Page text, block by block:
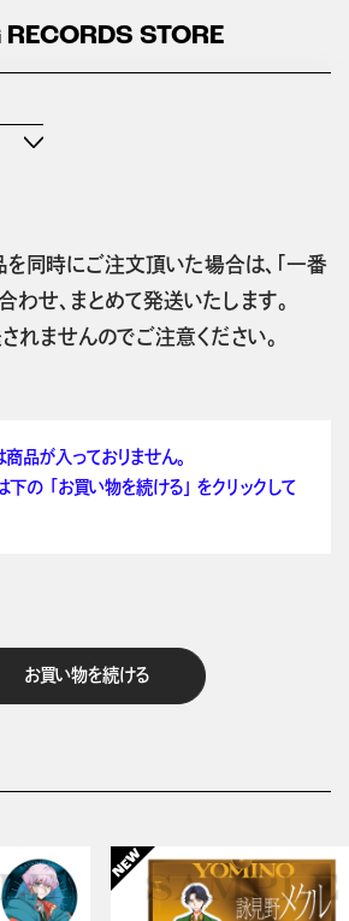
STORE
同時にご注文頂いた場合は、「一番
わせ、まとめて発送いたします。
れませんのでご注意ください。
品が入っておりません。
の 「お買い物を続ける」 をクリックして
お買い物を続ける